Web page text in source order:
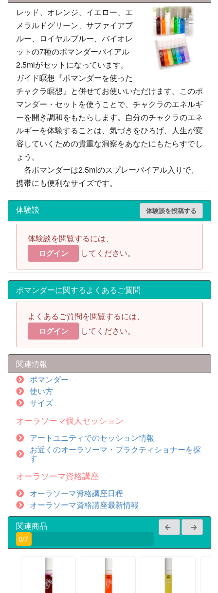
レッド、オレンジ、イエロー、エ
メラルドグリーン、サファイアブ
ルー、ロイヤルブルー、バイオレ
ットの7種のポマンダーバイアル
2.5mlがセットになっています。
ガイド瞑想『ポマンダーを使った
チャクラ瞑想』と併せてお使いいただけます。このポ
マンダー・セットを使うことで、チャクラのエネルギ
ーを開き調和をもたらします。自分のチャクラのエネ
ルギーを体験することは、気づきをひろげ、人生が変
容していくための貴重な洞察をあなたにもたらすでし
ょう。
各ポマンダーは2.5mlのスプレーバイアル入りで、
携帯にも便利なサイズです。
体験談 体験談を投稿する
体験談を閲覧するには、
ログイン してください。
ポマンダーに関するよくあるご質問
よくあるご質問を閲覧するには、
ログイン してください。
関連情報
ポマンダー
使い方
サイズ
オーラソーマ個人セッション
アートユニティでのセッション情報
お近くのオーラソーマ・プラクティショナーを探
す
オーラソーマ資格講座
オーラソーマ資格講座日程
オーラソーマ資格講座最新情報
関連商品
0/7